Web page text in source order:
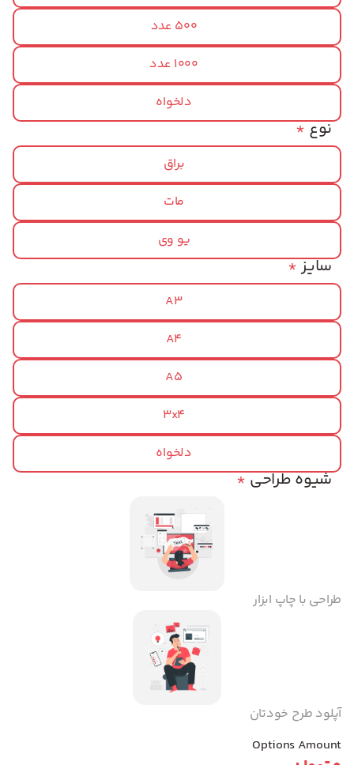
500 عدد
1000 عدد
دلخواه
*نوع
براق
مات
یو وی
*سایز
A3
A4
A5
3x4
دلخواه
*شیوه طراحی
طراحی با چاپ ابزار
آپلود طرح خودتان
Options Amount